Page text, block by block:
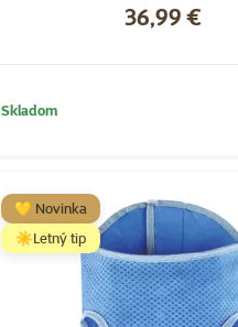
Cena
36,99 €
Skladom
💛 Novinka
☀️Letný tip